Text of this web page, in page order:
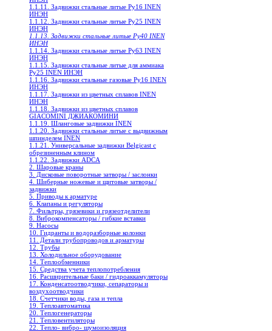
1.1.11. Задвижки стальные литые Ру16 INEN
ИНЭН
1.1.12. Задвижки стальные литые Ру25 INEN
ИНЭН
1.1.13. Задвижки стальные литые Ру40 INEN
ИНЭН
1.1.14. Задвижки стальные литые Ру63 INEN
ИНЭН
1.1.15. Задвижки стальные литые для аммиака
Ру25 INEN ИНЭН
1.1.16. Задвижки стальные газовые Ру16 INEN
ИНЭН
1.1.17. Задвижки из цветных сплавов INEN
ИНЭН
1.1.18. Задвижки из цветных сплавов
GIACOMINI ДЖИАКОМИНИ
1.1.19. Шланговые задвижки INEN
1.1.20. Задвижки стальные литые с выдвижным
шпинделем INEN
1.1.21. Универсальные задвижки Belgicast с
обрезиненным клином
1.1.22. Задвижки ADCA
2. Шаровые краны
3. Дисковые поворотные затворы / заслонки
4. Шиберные ножевые и щитовые затворы /
задвижки
5. Приводы к арматуре
6. Клапаны и регуляторы
7. Фильтры, грязевики и грязеотделители
8. Виброкомпенсаторы / гибкие вставки
9. Насосы
10. Гидранты и водоразборные колонки
11. Детали трубопроводов и арматуры
12. Трубы
13. Холодильное oборудование
14. Теплообменники
15. Средства учета теплопотребления
16. Расширительные баки / гидроаккамуляторы
17. Конденсатоотводчики, сепараторы и
воздухоотводчики
18. Счетчики воды, газа и тепла
19. Теплоавтоматика
20. Теплогенераторы
21. Тепловентиляторы
22. Тепло- вибро- шумоизоляция